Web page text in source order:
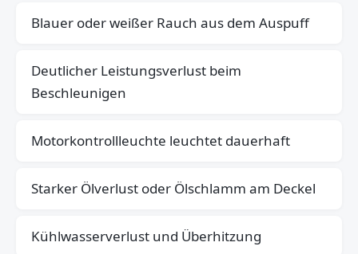
Blauer oder weißer Rauch aus dem Auspuff
Deutlicher Leistungsverlust beim
Beschleunigen
Motorkontrollleuchte leuchtet dauerhaft
Starker Ölverlust oder Ölschlamm am Deckel
Kühlwasserverlust und Überhitzung